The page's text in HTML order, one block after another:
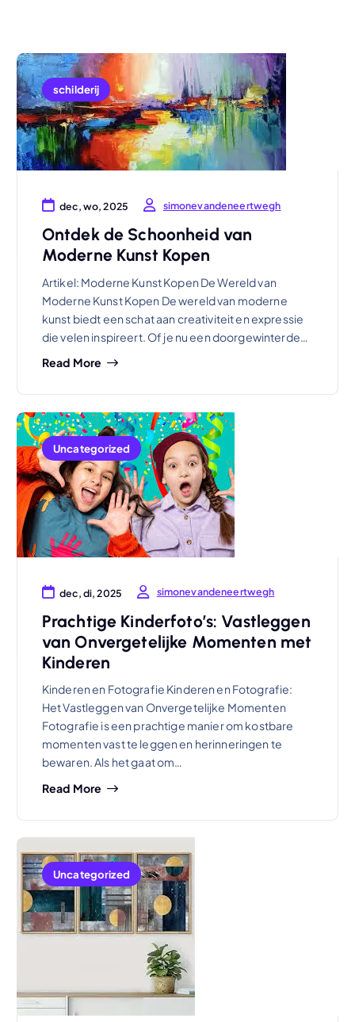
schilderij
dec, wo, 2025 simonevandeneertwegh
Ontdek de Schoonheid van
Moderne Kunst Kopen
Artikel: Moderne Kunst Kopen De Wereld van
Moderne Kunst Kopen De wereld van moderne
kunst biedt een schat aan creativiteit en expressie
die velen inspireert. Of je nu een doorgewinterde…
Read More
Uncategorized
dec, di, 2025 simonevandeneertwegh
Prachtige Kinderfoto’s: Vastleggen
van Onvergetelijke Momenten met
Kinderen
Kinderen en Fotografie Kinderen en Fotografie:
Het Vastleggen van Onvergetelijke Momenten
Fotografie is een prachtige manier om kostbare
momenten vast te leggen en herinneringen te
bewaren. Als het gaat om…
Read More
Uncategorized